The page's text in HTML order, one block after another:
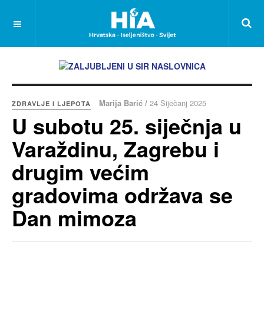
ZDRAVLJE I LJEPOTA Marija Barić / 24 Siječanj 2025
U subotu 25. siječnja u
Varaždinu, Zagrebu i
drugim većim
gradovima održava se
Dan mimoza